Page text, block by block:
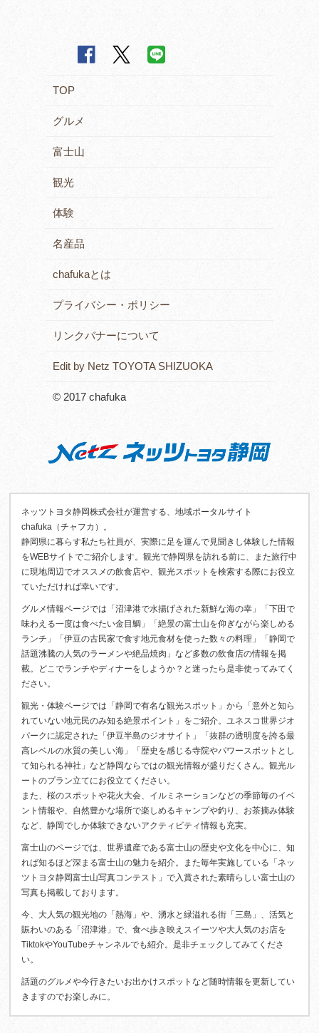
TOP
グルメ
富士山
観光
体験
名産品
chafukaとは
プライバシー・ポリシー
リンクバナーについて
Edit by Netz TOYOTA SHIZUOKA
© 2017 chafuka
ネッツトヨタ静岡株式会社が運営する、地域ポータルサイト
chafuka（チャフカ）。
静岡県に暮らす私たち社員が、実際に足を運んで見聞きし体験した情報
をWEBサイトでご紹介します。観光で静岡県を訪れる前に、また旅行中
に現地周辺でオススメの飲食店や、観光スポットを検索する際にお役立
ていただければ幸いです。
グルメ情報ページでは「沼津港で水揚げされた新鮮な海の幸」「下田で
味わえる一度は食べたい金目鯛」「絶景の富士山を仰ぎながら楽しめる
ランチ」「伊豆の古民家で食す地元食材を使った数々の料理」「静岡で
話題沸騰の人気のラーメンや絶品焼肉」など多数の飲食店の情報を掲
載。どこでランチやディナーをしようか？と迷ったら是非使ってみてく
ださい。
観光・体験ページでは「静岡で有名な観光スポット」から「意外と知ら
れていない地元民のみ知る絶景ポイント」をご紹介。ユネスコ世界ジオ
パークに認定された「伊豆半島のジオサイト」「抜群の透明度を誇る最
高レベルの水質の美しい海」「歴史を感じる寺院やパワースポットとし
て知られる神社」など静岡ならではの観光情報が盛りだくさん。観光ル
ートのプラン立てにお役立てください。
また、桜のスポットや花火大会、イルミネーションなどの季節毎のイベ
ント情報や、自然豊かな場所で楽しめるキャンプや釣り、お茶摘み体験
など、静岡でしか体験できないアクティビティ情報も充実。
富士山のページでは、世界遺産である富士山の歴史や文化を中心に、知
れば知るほど深まる富士山の魅力を紹介。また毎年実施している「ネッ
ツトヨタ静岡富士山写真コンテスト」で入賞された素晴らしい富士山の
写真も掲載しております。
今、大人気の観光地の「熱海」や、湧水と緑溢れる街「三島」、活気と
賑わいのある「沼津港」で、食べ歩き映えスイーツや大人気のお店を
TiktokやYouTubeチャンネルでも紹介。是非チェックしてみてくださ
い。
話題のグルメや今行きたいお出かけスポットなど随時情報を更新してい
きますのでお楽しみに。